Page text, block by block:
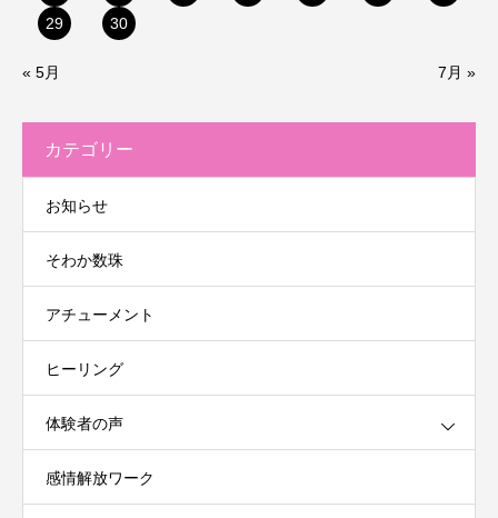
29
30
« 5月 7月 »
カテゴリー
お知らせ
そわか数珠
アチューメント
ヒーリング
体験者の声
感情解放ワーク